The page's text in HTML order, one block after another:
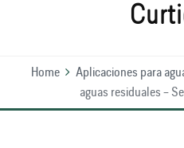
Home Aplicaciones para
aguas residuales –